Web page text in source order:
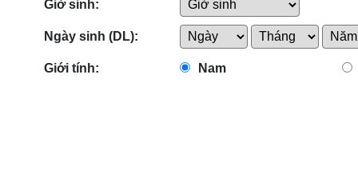
Giờ sinh:
Ngày sinh (DL):
Giới tính: Nam